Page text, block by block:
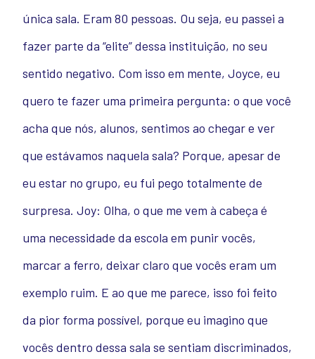
única sala. Eram 80 pessoas. Ou seja, eu passei a
fazer parte da “elite” dessa instituição, no seu
sentido negativo. Com isso em mente, Joyce, eu
quero te fazer uma primeira pergunta: o que você
acha que nós, alunos, sentimos ao chegar e ver
que estávamos naquela sala? Porque, apesar de
eu estar no grupo, eu fui pego totalmente de
surpresa. Joy: Olha, o que me vem à cabeça é
uma necessidade da escola em punir vocês,
marcar a ferro, deixar claro que vocês eram um
exemplo ruim. E ao que me parece, isso foi feito
da pior forma possível, porque eu imagino que
vocês dentro dessa sala se sentiam discriminados,